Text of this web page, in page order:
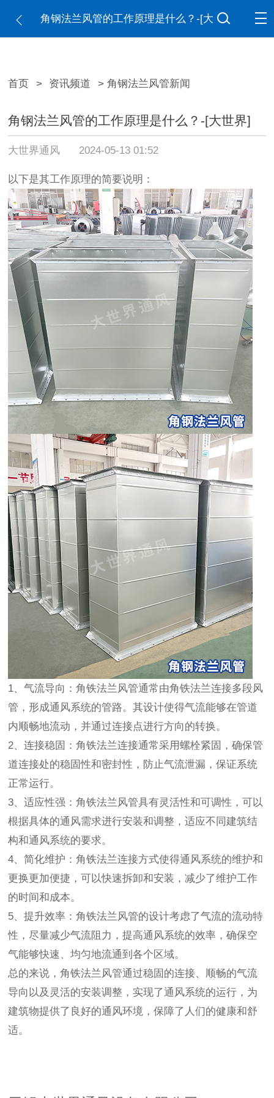
角钢法兰风管的工作原理是什么？-[大
首页 > 资讯频道 > 角钢法兰风管新闻
角钢法兰风管的工作原理是什么？-[大世界]
大世界通风 2024-05-13 01:52
以下是其工作原理的简要说明：
1、气流导向：角铁法兰风管通常由角铁法兰连接多段风
管，形成通风系统的管路。其设计使得气流能够在管道
内顺畅地流动，并通过连接点进行方向的转换。
2、连接稳固：角铁法兰连接通常采用螺栓紧固，确保管
道连接处的稳固性和密封性，防止气流泄漏，保证系统
正常运行。
3、适应性强：角铁法兰风管具有灵活性和可调性，可以
根据具体的通风需求进行安装和调整，适应不同建筑结
构和通风系统的要求。
4、简化维护：角铁法兰连接方式使得通风系统的维护和
更换更加便捷，可以快速拆卸和安装，减少了维护工作
的时间和成本。
5、提升效率：角铁法兰风管的设计考虑了气流的流动特
性，尽量减少气流阻力，提高通风系统的效率，确保空
气能够快速、均匀地流通到各个区域。
总的来说，角铁法兰风管通过稳固的连接、顺畅的气流
导向以及灵活的安装调整，实现了通风系统的运行，为
建筑物提供了良好的通风环境，保障了人们的健康和舒
适。